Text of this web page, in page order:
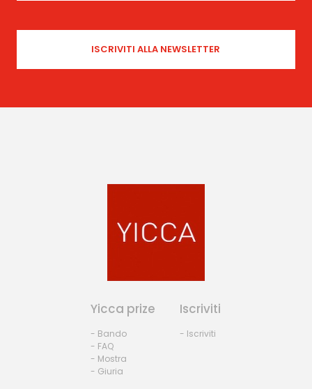
Yicca prize
- Bando
- FAQ
- Mostra
- Giuria
Iscriviti
- Iscriviti